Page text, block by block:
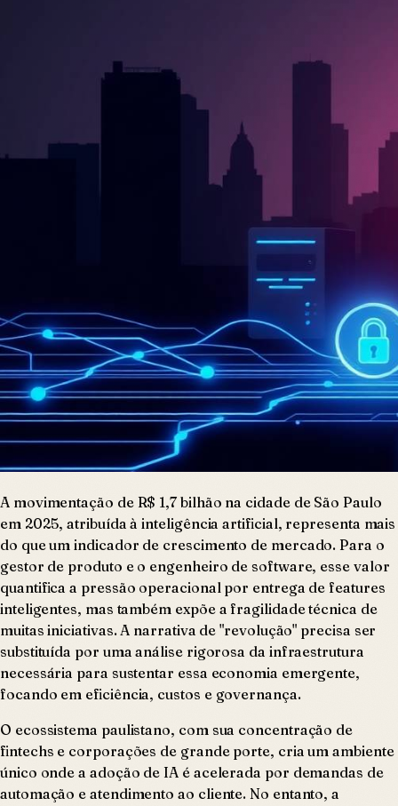
A movimentação de R$ 1,7 bilhão na cidade de São Paulo
em 2025, atribuída à inteligência artificial, representa mais
do que um indicador de crescimento de mercado. Para o
gestor de produto e o engenheiro de software, esse valor
quantifica a pressão operacional por entrega de features
inteligentes, mas também expõe a fragilidade técnica de
muitas iniciativas. A narrativa de "revolução" precisa ser
substituída por uma análise rigorosa da infraestrutura
necessária para sustentar essa economia emergente,
focando em eficiência, custos e governança.
O ecossistema paulistano, com sua concentração de
fintechs e corporações de grande porte, cria um ambiente
único onde a adoção de IA é acelerada por demandas de
automação e atendimento ao cliente. No entanto, a